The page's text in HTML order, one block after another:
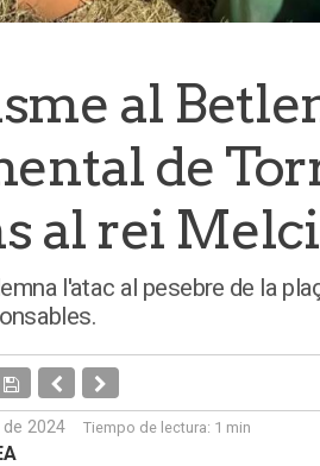
al
de
al rei
l'atac al pesebre de la
2024 Tiempo de lectura: 1 min